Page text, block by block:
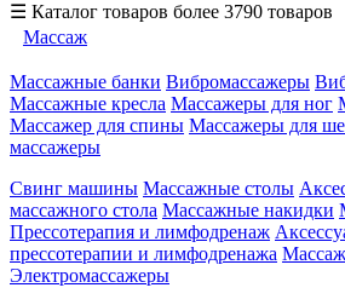
☰ Каталог товаров более 3790 товаров
Массаж
Массажные банки Вибромассажеры
Массажные кресла Массажеры для ног
Массажер для спины Массажеры для
массажеры
Свинг машины Массажные столы
массажного стола Массажные накидки
Прессотерапия и лимфодренаж
прессотерапии и лимфодренажа
Электромассажеры